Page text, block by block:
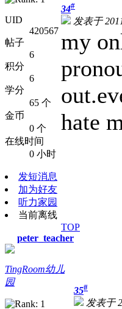
UID
420567
帖子
6
积分
6
学分
65 个
金币
0 个
在线时间
0 小时
发短消息
加为好友
听力家园
当前离线
34#
发表于
my
hate
TOP
peter_teacher
TingRoom幼儿
园
35#
发表于